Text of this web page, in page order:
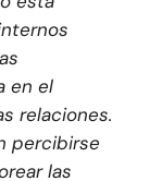
en el
relaciones.
percibirse
las